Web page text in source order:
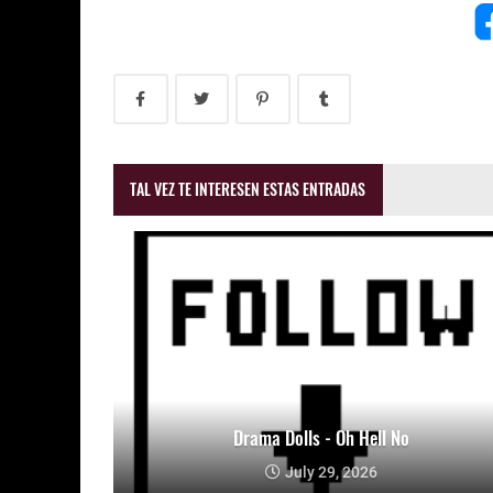
TAL VEZ TE INTERESEN ESTAS ENTRADAS
Drama Dolls - Oh Hell No
July 29, 2026